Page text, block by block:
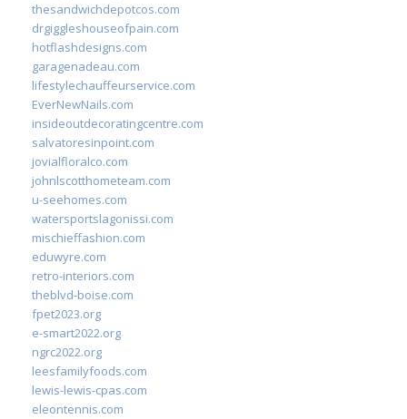
thesandwichdepotcos.com
drgiggleshouseofpain.com
hotflashdesigns.com
garagenadeau.com
lifestylechauffeurservice.com
EverNewNails.com
insideoutdecoratingcentre.com
salvatoresinpoint.com
jovialfloralco.com
johnlscotthometeam.com
u-seehomes.com
watersportslagonissi.com
mischieffashion.com
eduwyre.com
retro-interiors.com
theblvd-boise.com
fpet2023.org
e-smart2022.org
ngrc2022.org
leesfamilyfoods.com
lewis-lewis-cpas.com
eleontennis.com